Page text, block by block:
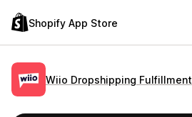
Shopify App Store
Wiio Dropshipping Fulfillment